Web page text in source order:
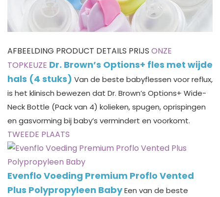
AFBEELDING PRODUCT DETAILS PRIJS ONZE
TOPKEUZE Dr. Brown’s Options+ fles met wijde
hals (4 stuks) Van de beste babyflessen voor reflux,
is het klinisch bewezen dat Dr. Brown’s Options+ Wide-
Neck Bottle (Pack van 4) kolieken, spugen, oprispingen
en gasvorming bij baby’s vermindert en voorkomt.
TWEEDE PLAATS
Evenflo Voeding Premium Proflo Vented
Plus Polypropyleen BabyEen van de beste